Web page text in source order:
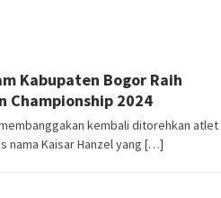
Kabupaten Bogor Raih
Championship 2024
kembali ditorehkan atlet
nama Kaisar Hanzel yang […]